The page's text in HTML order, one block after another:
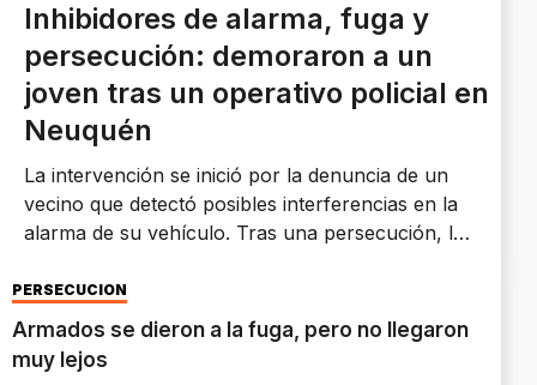
Inhibidores de alarma, fuga y
persecución: demoraron a un
joven tras un operativo policial en
Neuquén
La intervención se inició por la denuncia de un
vecino que detectó posibles interferencias en la
alarma de su vehículo. Tras una persecución, la
señal, un escáner automotor y otros elementos
de interés para la causa.
PERSECUCIÓN
Armados se dieron a la fuga, pero no llegaron
muy lejos